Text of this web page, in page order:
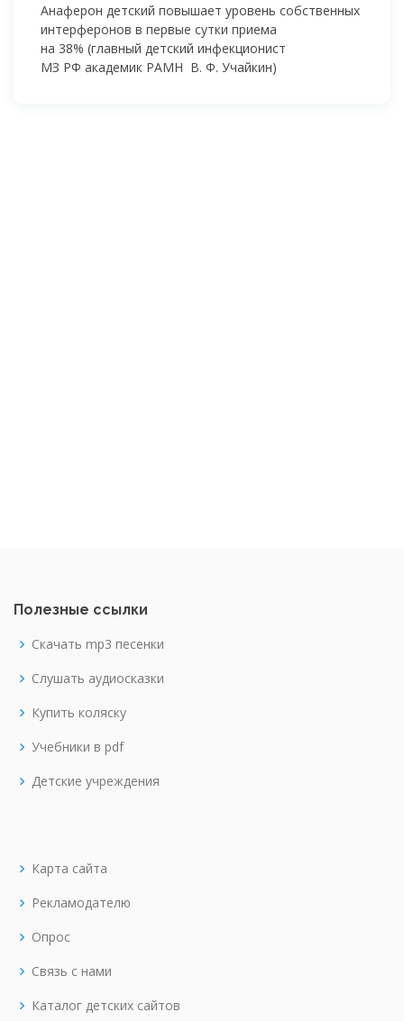
Анаферон детский повышает уровень собственных
интерферонов в первые сутки приема
на 38% (главный детский инфекционист
МЗ РФ академик РАМН В. Ф. Учайкин)
Полезные ссылки
Скачать mp3 песенки
Слушать аудиосказки
Купить коляску
Учебники в pdf
Детские учреждения
Карта сайта
Рекламодателю
Опрос
Связь с нами
Каталог детских сайтов